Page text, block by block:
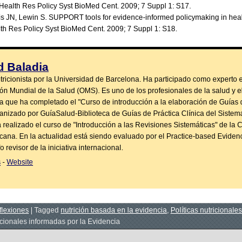
Res Policy Syst BioMed Cent. 2009; 7 Suppl 1: S17.
JN, Lewin S. SUPPORT tools for evidence-informed policymaking in
Res Policy Syst BioMed Cent. 2009; 7 Suppl 1: S18.
Baladia
por la Universidad de Barcelona. Ha participado como experto
Mundial de la Salud (OMS). Es uno de los profesionales de la salud y
que ha completado el "Curso de introducción a la elaboración de Guías
por GuíaSalud-Biblioteca de Guías de Práctica Clínica del
realizado el curso de "Introducción a las Revisiones Sistemáticas" de la
En la actualidad está siendo evaluado por el Practice-based
revisor de la iniciativa internacional.
- Website
Tagged nutrición basada en la evidencia, Políticas nutricionales
informadas por la Evidencia